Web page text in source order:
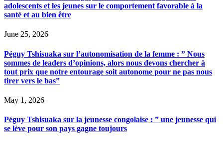
adolescents et les jeunes sur le comportement favorable à la
santé et au bien être
June 25, 2026
Péguy Tshisuaka sur l’autonomisation de la femme : ” Nous
sommes de leaders d’opinions, alors nous devons chercher à
tout prix que notre entourage soit autonome pour ne pas nous
tirer vers le bas”
May 1, 2026
Péguy Tshisuaka sur la jeunesse congolaise : ” une jeunesse qui
se lève pour son pays gagne toujours